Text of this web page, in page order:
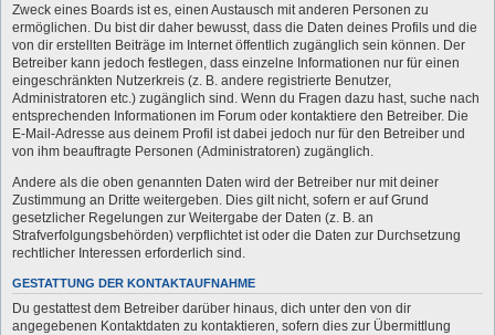
Zweck eines Boards ist es, einen Austausch mit anderen Personen zu
ermöglichen. Du bist dir daher bewusst, dass die Daten deines Profils und die
von dir erstellten Beiträge im Internet öffentlich zugänglich sein können. Der
Betreiber kann jedoch festlegen, dass einzelne Informationen nur für einen
eingeschränkten Nutzerkreis (z. B. andere registrierte Benutzer,
Administratoren etc.) zugänglich sind. Wenn du Fragen dazu hast, suche nach
entsprechenden Informationen im Forum oder kontaktiere den Betreiber. Die
E-Mail-Adresse aus deinem Profil ist dabei jedoch nur für den Betreiber und
von ihm beauftragte Personen (Administratoren) zugänglich.
Andere als die oben genannten Daten wird der Betreiber nur mit deiner
Zustimmung an Dritte weitergeben. Dies gilt nicht, sofern er auf Grund
gesetzlicher Regelungen zur Weitergabe der Daten (z. B. an
Strafverfolgungsbehörden) verpflichtet ist oder die Daten zur Durchsetzung
rechtlicher Interessen erforderlich sind.
GESTATTUNG DER KONTAKTAUFNAHME
Du gestattest dem Betreiber darüber hinaus, dich unter den von dir
angegebenen Kontaktdaten zu kontaktieren, sofern dies zur Übermittlung